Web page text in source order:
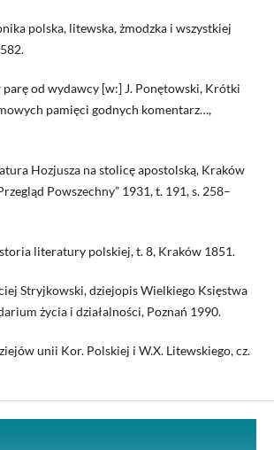
polska, litewska, żmodzka i wszystkiej
parę od wydawcy [w:] J. Ponętowski, Krótki
pamięci godnych komentarz…,
Hozjusza na stolicę apostolską, Kraków
Powszechny” 1931, t. 191, s. 258–
literatury polskiej, t. 8, Kraków 1851.
Stryjkowski, dziejopis Wielkiego Księstwa
życia i działalności, Poznań 1990.
unii Kor. Polskiej i W.X. Litewskiego, cz.